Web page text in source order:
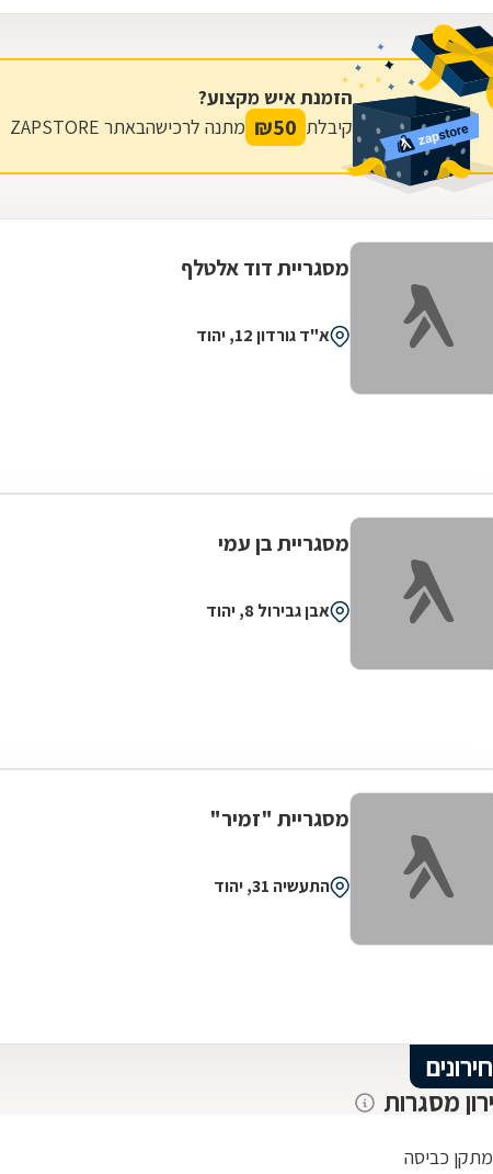
הזמנת איש מקצוע?
קיבלת 50
₪ מתנה לרכישהבאתר ZAPSTORE
מסגריית דוד אלטלף
א"ד גורדון 12, יהוד
מסגריית בן עמי
אבן גבירול 8, יהוד
מסגריית "זמיר"
התעשיה 31, יהוד
מסגרות
מתקן כביסה